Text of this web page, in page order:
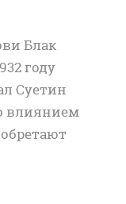
Блак
году
Суетин
влиянием